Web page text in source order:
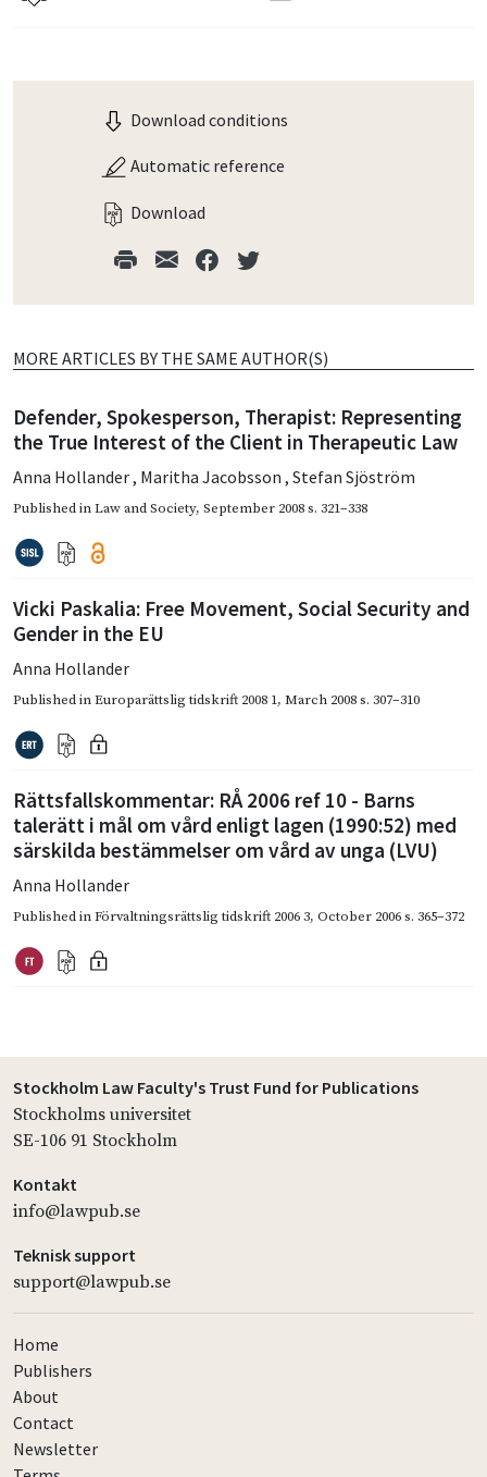
Download conditions
Automatic reference
Download
MORE ARTICLES BY THE SAME AUTHOR(S)
Defender, Spokesperson, Therapist: Representing
the True Interest of the Client in Therapeutic Law
Anna Hollander, Maritha Jacobsson , Stefan Sjöström
Published inLaw and Society, September 2008s. 321–338
Vicki Paskalia: Free Movement, Social Security and
Gender in the EU
Anna Hollander
Published inEuroparättslig tidskrift 2008 1, March 2008s. 307–310
Rättsfallskommentar: RÅ 2006 ref 10 - Barns
talerätt i mål om vård enligt lagen (1990:52) med
särskilda bestämmelser om vård av unga (LVU)
Anna Hollander
Published inFörvaltningsrättslig tidskrift 2006 3, October 2006s. 365–372
Stockholm Law Faculty's Trust Fund for Publications
Stockholms universitet
SE-106 91 Stockholm
Kontakt
info@lawpub.se
Teknisk support
support@lawpub.se
Home
Publishers
About
Contact
Newsletter